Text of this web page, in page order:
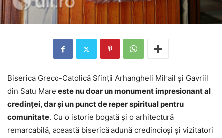
Biserica Greco-Catolică Sfinții Arhangheli Mihail și Gavriil
din Satu Mare este nu doar un monument impresionant al
credinței, dar și un punct de reper spiritual pentru
comunitate. Cu o istorie bogată și o arhitectură
remarcabilă, această biserică adună credincioși și vizitatori